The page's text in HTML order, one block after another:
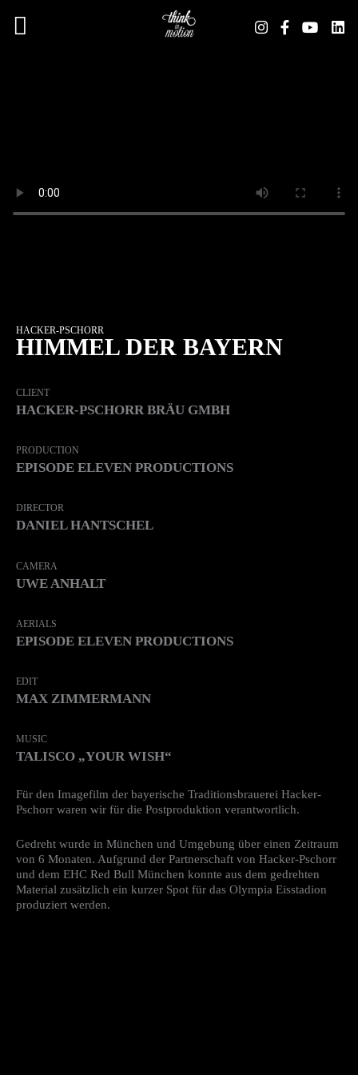
Hauptmenü
HACKER-PSCHORR
HIMMEL DER BAYERN
CLIENT
HACKER-PSCHORR BRÄU GMBH
PRODUCTION
EPISODE ELEVEN PRODUCTIONS
DIRECTOR
DANIEL HANTSCHEL
CAMERA
UWE ANHALT
AERIALS
EPISODE ELEVEN PRODUCTIONS
EDIT
MAX ZIMMERMANN
MUSIC
TALISCO „YOUR WISH“
Für den Imagefilm der bayerische Traditionsbrauerei Hacker-
Pschorr waren wir für die Postproduktion verantwortlich.
Gedreht wurde in München und Umgebung über einen Zeitraum
von 6 Monaten. Aufgrund der Partnerschaft von Hacker-Pschorr
und dem EHC Red Bull München konnte aus dem gedrehten
Material zusätzlich ein kurzer Spot für das Olympia Eisstadion
produziert werden.